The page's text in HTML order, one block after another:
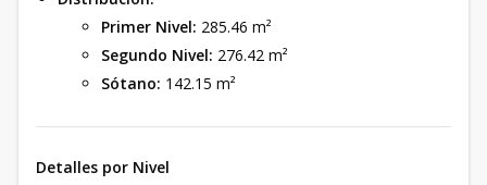
Primer Nivel: 285.46 m²
Segundo Nivel: 276.42 m²
Sótano: 142.15 m²
Detalles por Nivel